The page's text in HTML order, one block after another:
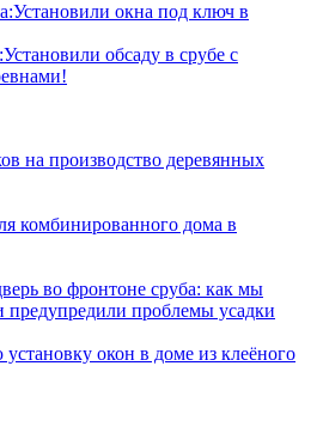
Установили окна под ключ в
Установили обсаду в срубе с
на производство деревянных
комбинированного дома в
во фронтоне сруба: как мы
предупредили проблемы усадки
окон в доме из клеёного